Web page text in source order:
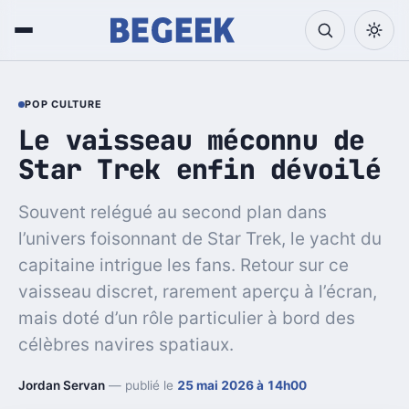
POP CULTURE
Le vaisseau méconnu de
Star Trek enfin dévoilé
Souvent relégué au second plan dans
l’univers foisonnant de Star Trek, le yacht du
capitaine intrigue les fans. Retour sur ce
vaisseau discret, rarement aperçu à l’écran,
mais doté d’un rôle particulier à bord des
célèbres navires spatiaux.
Jordan Servan — publié le 25 mai 2026 à 14h00